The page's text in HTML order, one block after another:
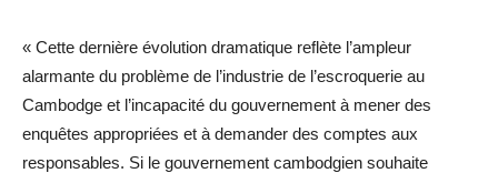
« Cette dernière évolution dramatique reflète l’ampleur
alarmante du problème de l’industrie de l’escroquerie au
Cambodge et l’incapacité du gouvernement à mener des
enquêtes appropriées et à demander des comptes aux
responsables. Si le gouvernement cambodgien souhaite